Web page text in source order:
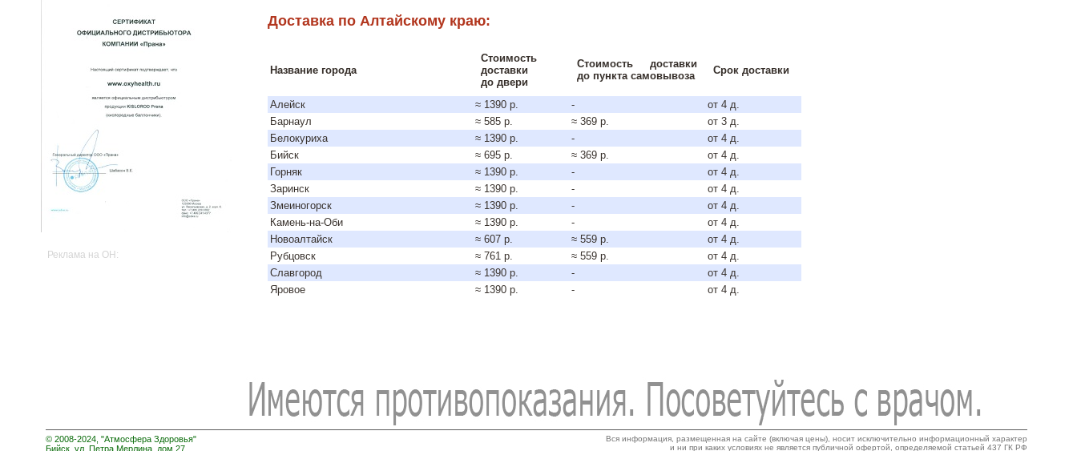
Реклама на OH:
Доставка по Алтайскому краю:
Название города
Стоимость
доставки
до двери
Стоимость доставки
до пункта самовывоза
Срок доставки
Алейск ≈ 1390 р. -
от 4 д.
Барнаул
≈ 585 р. ≈ 369 р.
от 3 д.
Белокуриха
≈ 1390 р. -
от 4 д.
Бийск
≈ 695 р. ≈ 369 р.
от 4 д.
Горняк
≈ 1390 р. -
от 4 д.
Заринск
≈ 1390 р. -
от 4 д.
Змеиногорск
≈ 1390 р. -
от 4 д.
Камень-на-Оби
≈ 1390 р. -
от 4 д.
Новоалтайск
≈ 607 р. ≈ 559 р.
от 4 д.
Рубцовск
≈ 761 р. ≈ 559 р.
от 4 д.
Славгород
≈ 1390 р. -
от 4 д.
Яровое
≈ 1390 р. - от 4 д.
© 2008-2024, "Атмосфера Здоровья"
Бийск, ул. Петра Мерлина, дом 27
Вся информация, размещенная на сайте (включая цены), носит исключительно информационный характер
и ни при каких условиях не является публичной офертой, определяемой статьей 437 ГК РФ